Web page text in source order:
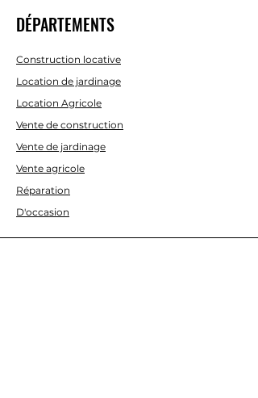
DÉPARTEMENTS
Construction locative
Location de jardinage
Location Agricole
Vente de construction
Vente de jardinage
Vente agricole
Réparation
D'occasion